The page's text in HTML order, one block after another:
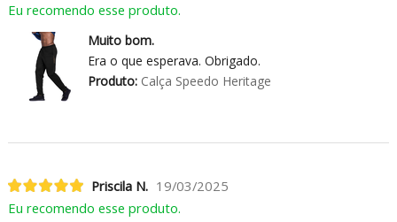
Eu recomendo esse produto.
Muito bom.
Era o que esperava. Obrigado.
Produto:Calça Speedo Heritage
Priscila N. 19/03/2025
Eu recomendo esse produto.